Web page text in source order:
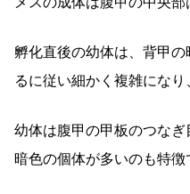
孵化直後の幼体は、背甲
るに従い細かく複雑になり
幼体は腹甲の甲板のつな
暗色の個体が多いのも特徴